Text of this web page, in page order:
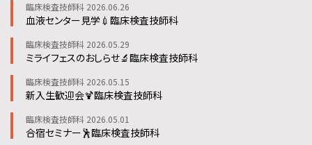
臨床検査技師科 2026.06.26
血液センター見学💉臨床検査技師科
臨床検査技師科 2026.05.29
ミライフェスのおしらせ🔬臨床検査技師科
臨床検査技師科 2026.05.15
新入生歓迎会🍹臨床検査技師科
臨床検査技師科 2026.05.01
合宿セミナー🕺臨床検査技師科